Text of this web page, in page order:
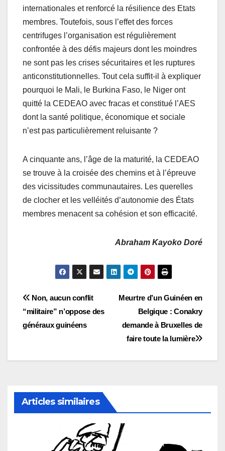
internationales et renforcé la résilience des Etats
membres. Toutefois, sous l’effet des forces
centrifuges l’organisation est régulièrement
confrontée à des défis majeurs dont les moindres
ne sont pas les crises sécuritaires et les ruptures
anticonstitutionnelles. Tout cela suffit-il à expliquer
pourquoi le Mali, le Burkina Faso, le Niger ont
quitté la CEDEAO avec fracas et constitué l’AES
dont la santé politique, économique et sociale
n’est pas particulièrement reluisante ?
A cinquante ans, l’âge de la maturité, la CEDEAO
se trouve à la croisée des chemins et à l’épreuve
des vicissitudes communautaires. Les querelles
de clocher et les velléités d’autonomie des États
membres menacent sa cohésion et son efficacité.
Abraham Kayoko Doré
Navigation
de
Meurtre d’un Guinéen en
Belgique : Conakry
demande à Bruxelles de
faire toute la lumière
Non, aucun conflit
“militaire” n’oppose des
généraux guinéens
Articles similaires